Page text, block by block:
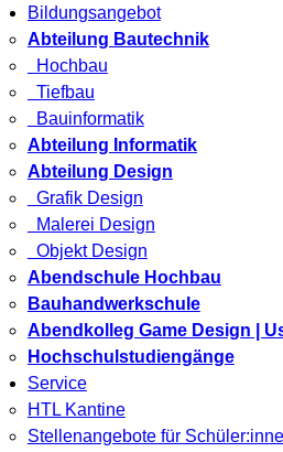
Bildungsangebot
Abteilung Bautechnik
Hochbau
Tiefbau
Bauinformatik
Abteilung Informatik
Abteilung Design
Grafik Design
Malerei Design
Objekt Design
Abendschule Hochbau
Bauhandwerkschule
Abendkolleg Game Design |
Hochschulstudiengänge
Service
HTL Kantine
Stellenangebote für